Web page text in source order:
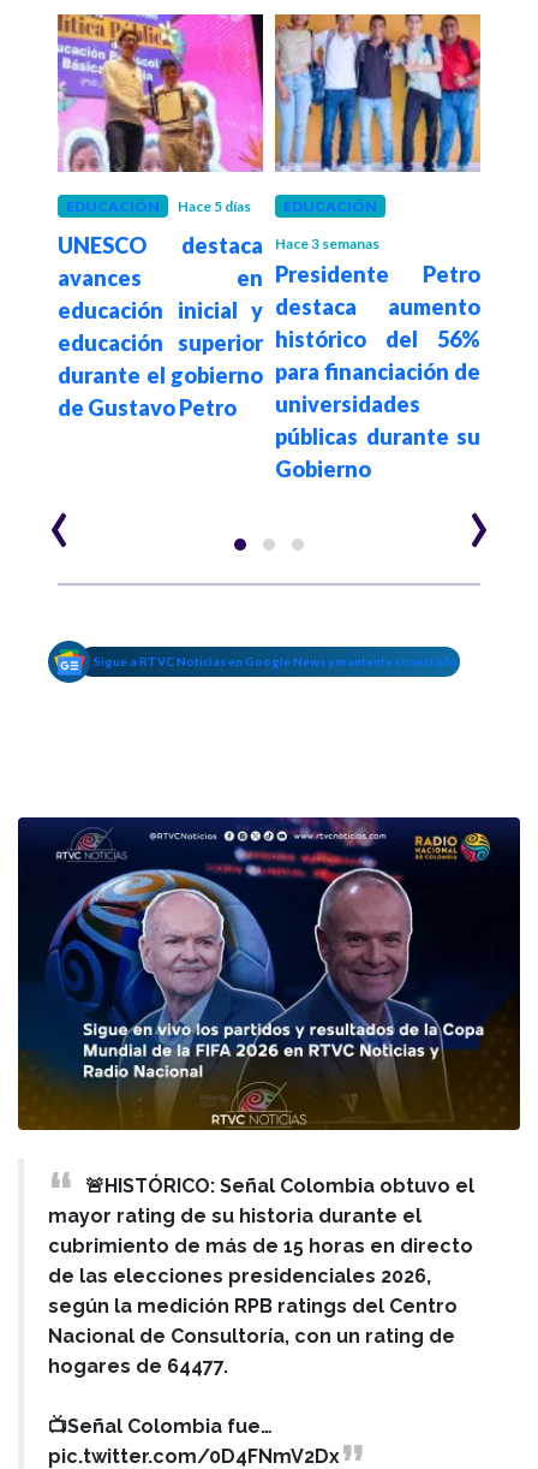
EDUCACIÓN Hace 5 días
UNESCO destaca
avances en
educación inicial y
educación superior
durante el gobierno
de Gustavo Petro
EDUCACIÓN
Hace 3 semanas
Presidente Petro
destaca aumento
histórico del 56%
para financiación de
universidades
públicas durante su
Gobierno
‹ ›
Sigue a RTVC Noticias en Google News y mantente conectado
🚨HISTÓRICO: Señal Colombia obtuvo el
mayor rating de su historia durante el
cubrimiento de más de 15 horas en directo
de las elecciones presidenciales 2026,
según la medición RPB ratings del Centro
Nacional de Consultoría, con un rating de
hogares de 64477.
📺Señal Colombia fue…
pic.twitter.com/0D4FNmV2Dx